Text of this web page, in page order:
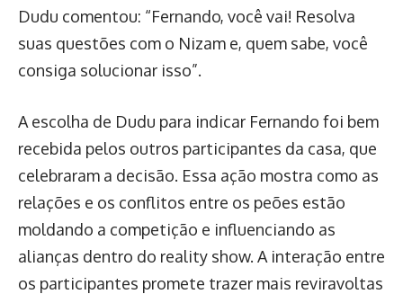
Dudu comentou: “Fernando, você vai! Resolva
suas questões com o Nizam e, quem sabe, você
consiga solucionar isso”.
A escolha de Dudu para indicar Fernando foi bem
recebida pelos outros participantes da casa, que
celebraram a decisão. Essa ação mostra como as
relações e os conflitos entre os peões estão
moldando a competição e influenciando as
alianças dentro do reality show. A interação entre
os participantes promete trazer mais reviravoltas